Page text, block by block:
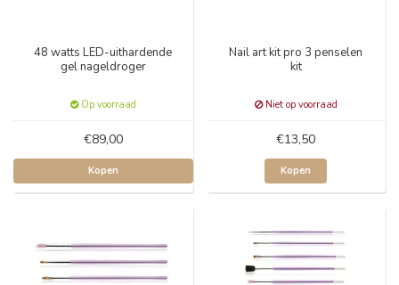
48 watts LED-uithardende
gel nageldroger
Op voorraad
€89,00
Kopen
Nail art kit pro 3 penselen
kit
Niet op voorraad
€13,50
Kopen